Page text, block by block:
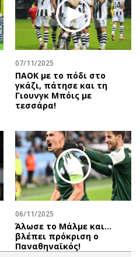
07/11/2025
ΠΑΟΚ με το πόδι στο
γκάζι, πάτησε και τη
Γιουνγκ Μπόις με
τεσσάρα!
06/11/2025
Άλωσε το Μάλμε και...
βλέπει πρόκριση ο
Παναθηναϊκός!